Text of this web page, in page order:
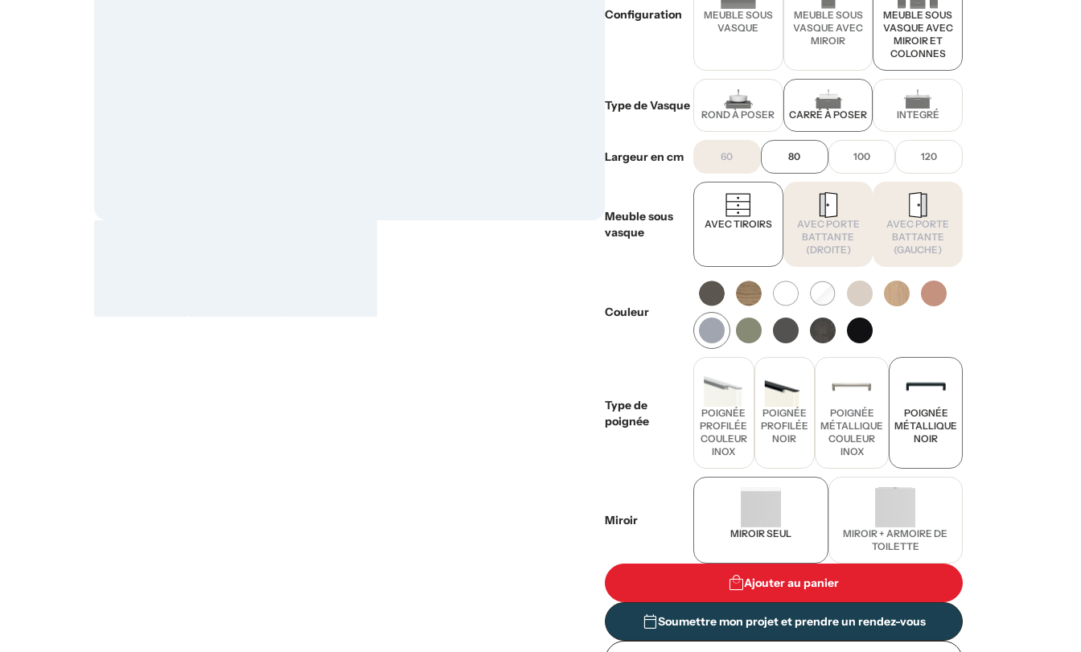
Configuration
MEUBLE SOUS
VASQUE
MEUBLE SOUS
VASQUE AVEC
MIROIR
MEUBLE SOUS
VASQUE AVEC
MIROIR ET
COLONNES
Type de Vasque
ROND À POSER CARRÉ À POSER INTEGRÉ
Largeur en cm 60 80 100 120
Meuble sous
vasque
AVEC TIROIRS
AVEC PORTE
BATTANTE
(DROITE)
AVEC PORTE
BATTANTE
(GAUCHE)
Couleur
Type de
poignée
POIGNÉE
PROFILÉE
COULEUR
INOX
POIGNÉE
PROFILÉE
NOIR
POIGNÉE
MÉTALLIQUE
COULEUR
INOX
POIGNÉE
MÉTALLIQUE
NOIR
Miroir
MIROIR SEUL
MIROIR + ARMOIRE DE
TOILETTE
Ajouter au panier
Soumettre mon projet et prendre un rendez-vous